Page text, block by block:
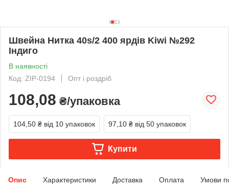
Швейна Нитка 40s/2 400 ярдів Kiwi №292
Індиго
В наявності
Код: ZIP-0194
Опт і роздріб
108,08 ₴/упаковка
104,50 ₴ від 10 упаковок 97,10 ₴ від 50 упаковок
Купити
Опис Характеристики Доставка Оплата Умови